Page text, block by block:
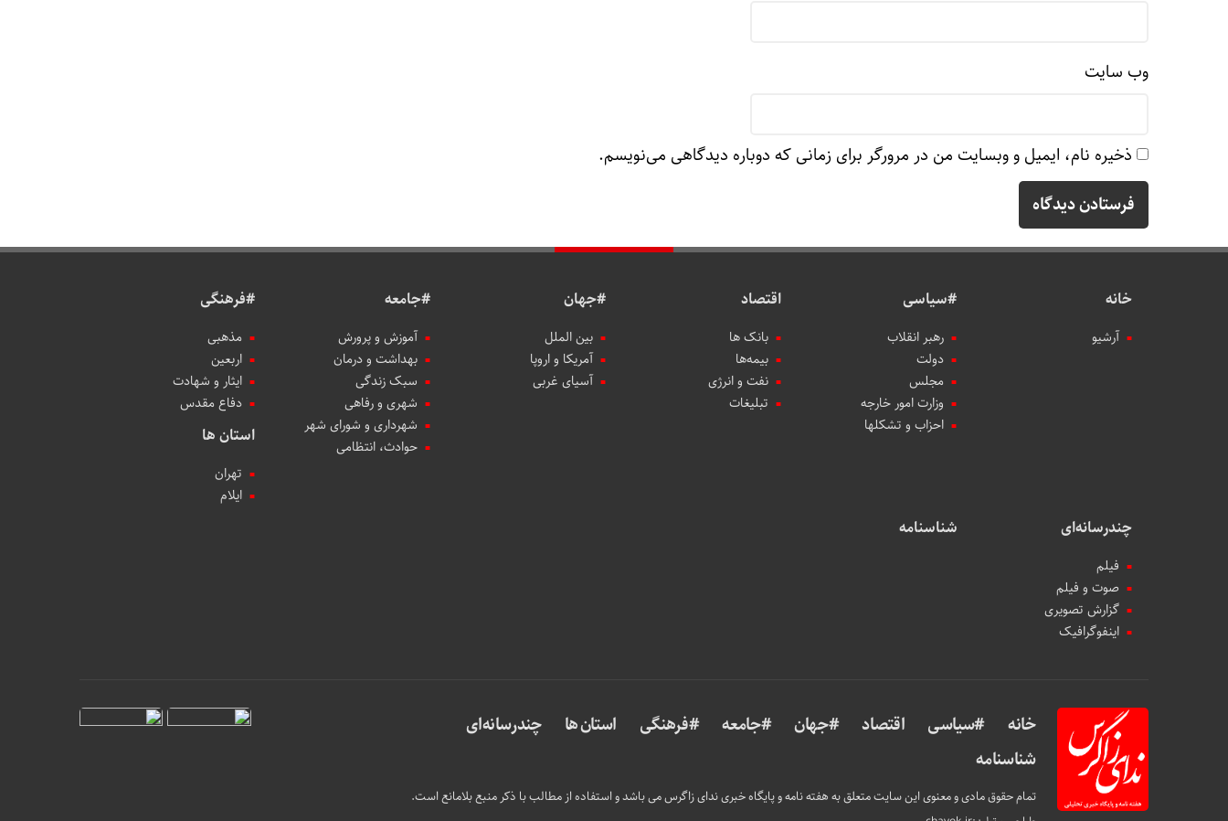
وب‌ سایت
ذخیره نام، ایمیل و وبسایت من در مرورگر برای زمانی که دوباره دیدگاهی می‌نویسم.
خانه
آرشیو
#سیاسی
رهبر انقلاب
دولت
مجلس
وزارت امور خارجه
احزاب و تشکلها
اقتصاد
بانک ها
بیمه‌ها
نفت و انرژی
تبلیغات
#جهان
بین الملل
آمریکا و اروپا
آسیای غربی
#جامعه
آموزش و پرورش
بهداشت و درمان
سبک زندگی
شهری و رفاهی
شهرداری و شورای شهر
حوادث، انتظامی
#فرهنگی
مذهبی
اربعین
ایثار و شهادت
دفاع مقدس
استان ها
تهران
ایلام
چندرسانه‌ای
فیلم
صوت و فیلم
گزارش تصویری
اینفوگرافیک
شناسنامه
خانه #سیاسی اقتصاد #جهان #جامعه #فرهنگی استان ها
چندرسانه‌ای
شناسنامه
تمام حقوق مادی و معنوی این سایت متعلق به هفته نامه و پایگاه خبری ندای زاگرس می باشد و استفاده از مطالب با ذکر منبع بلامانع است.